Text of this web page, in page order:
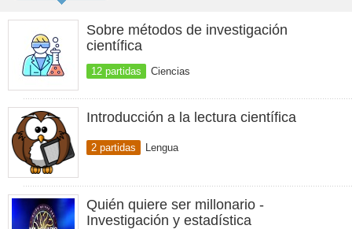
Sobre métodos de investigación
científica
12 partidas Ciencias
Introducción a la lectura científica
2 partidas Lengua
Quién quiere ser millonario -
Investigación y estadística